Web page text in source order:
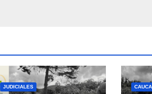
JUDICIALES CAUCA